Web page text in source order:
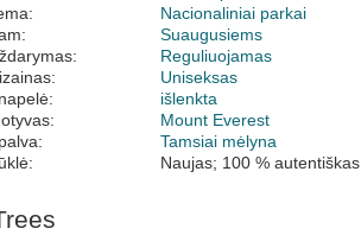
Nacionaliniai parkai
Suaugusiems
Reguliuojamas
Uniseksas
išlenkta
Mount Everest
Tamsiai mėlyna
Naujas; 100 % autentiškas